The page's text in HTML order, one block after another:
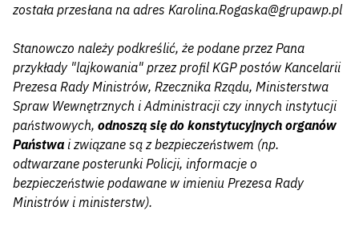
została przesłana na adres Karolina.Rogaska@grupawp.pl
Stanowczo należy podkreślić, że podane przez Pana
przykłady "lajkowania" przez profil KGP postów Kancelarii
Prezesa Rady Ministrów, Rzecznika Rządu, Ministerstwa
Spraw Wewnętrznych i Administracji czy innych instytucji
państwowych, odnoszą się do konstytucyjnych organów
Państwa i związane są z bezpieczeństwem (np.
odtwarzane posterunki Policji, informacje o
bezpieczeństwie podawane w imieniu Prezesa Rady
Ministrów i ministerstw).